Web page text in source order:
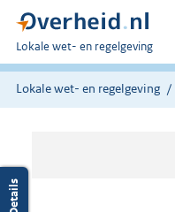
U
bent
hier:
Lokale wet- en regelgeving
Lokale wet- en regelgeving